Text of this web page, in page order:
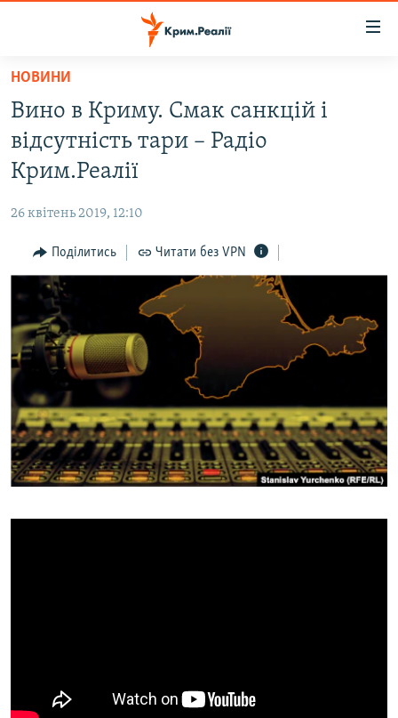
Перейти
основного
матеріалу
Перейти
до
основної
Перейти
до
пошуку
ВІДЕО ТА ФОТО
БЛОГИ
ПОГЛЯД
ІНТЕРВ'Ю
ВСЕ ЗА ДЕНЬ
СПЕЦПРОЕКТИ
ДЕПОРТАЦІЯ
ВІДЕОУРОКИ «ELIFBE»
СВІДЧЕННЯ ОКУПАЦІЇ
УКРАЇНСЬКА ПРОБЛЕМА КРИМУ
ЯК ОБІЙТИ БЛОКУВАННЯ
Русский
Qırımtatar
НОВИНИ
Вино в Криму. Смак санкцій і
відсутність тари – Радіо
Крим.Реалії
26 квітень 2019, 12:10
Поділитись Читати без VPN